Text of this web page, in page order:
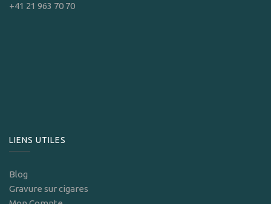
+41 21 963 70 70
LIENS UTILES
Blog
Gravure sur cigares